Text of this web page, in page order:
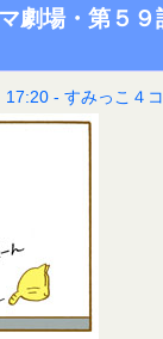
劇場・第５
- すみっこ４